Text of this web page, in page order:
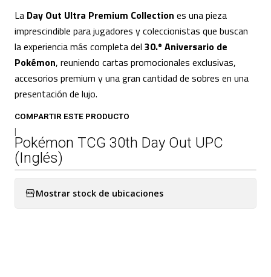
La Day Out Ultra Premium Collection es una pieza
imprescindible para jugadores y coleccionistas que buscan
la experiencia más completa del 30.º Aniversario de
Pokémon, reuniendo cartas promocionales exclusivas,
accesorios premium y una gran cantidad de sobres en una
presentación de lujo.
COMPARTIR ESTE PRODUCTO
|
Pokémon TCG 30th Day Out UPC
(Inglés)
Mostrar stock de ubicaciones